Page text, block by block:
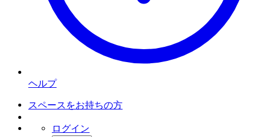
ヘルプ
スペースをお持ちの方
ログイン